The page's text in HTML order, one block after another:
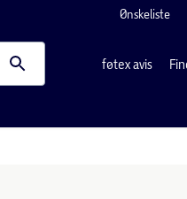
Ønskeliste
føtex avis